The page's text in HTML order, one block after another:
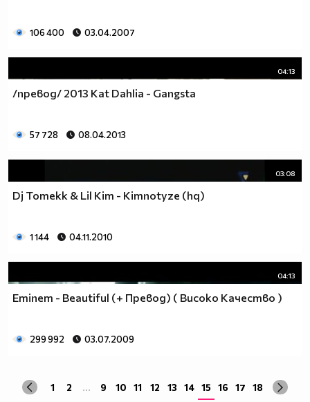
106 400 03.04.2007
04:13
/превод/ 2013 Kat Dahlia - Gangsta
57 728 08.04.2013
03:08
Dj Tomekk & Lil Kim - Kimnotyze (hq)
1 144 04.11.2010
04:13
Eminem - Beautiful (+ Превод) ( Високо Качество )
299 992 03.07.2009
1 2 ... 9 10 11 12 13 14 15 16 17 18